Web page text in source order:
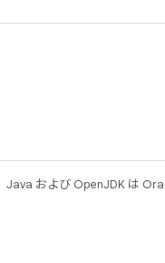
Java および OpenJDK は